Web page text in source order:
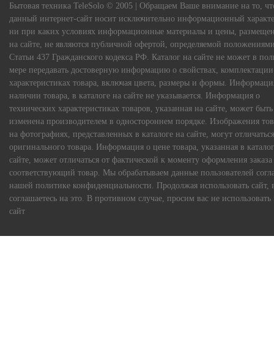
Бытовая техника TeleSolo © 2005 | Обращаем Ваше внимание на то,
данный интернет-сайт носит исключительно информационный
ни при каких условиях информационные материалы и цены,
на сайте, не являются публичной офертой, определяемой
Статьи 437 Гражданского кодекса РФ. Каталог на сайте не может в
мере передавать достоверную информацию о свойствах,
характеристиках товара, включая цвета, размеры и формы.
наличии товара, в каталоге на сайте не указывается. Информация о
технических характеристиках товаров, указанная на сайте, может быть
изменена производителем в одностороннем порядке. Изображения
на фотографиях, представленных в каталоге на сайте, могут
оригинального товара. Информация о цене товара, указанная в
сайте, может отличаться от фактической к моменту оформления заказа
соответствующий товар. Мы обрабатываем данные пользователей
нашей политике конфиденциальности. Продолжая использовать сайт,
соглашаетесь на это. В противном случае, просим вас не
сайт